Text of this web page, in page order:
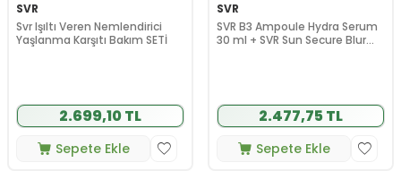
SVR
Svr Işıltı Veren Nemlendirici
Yaşlanma Karşıtı Bakım SETİ
2.699,10 TL
Sepete Ekle
SVR
SVR B3 Ampoule Hydra Serum
30 ml + SVR Sun Secure Blur
2.477,75 TL
Sepete Ekle